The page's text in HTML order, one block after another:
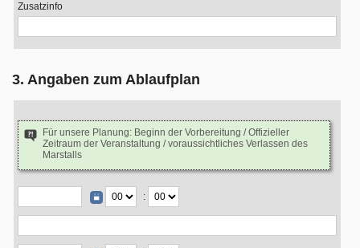
Zusatzinfo
3. Angaben zum Ablaufplan
Für unsere Planung: Beginn der Vorbereitung / Offizieller
Zeitraum der Veranstaltung / voraussichtliches Verlassen des
Marstalls
: